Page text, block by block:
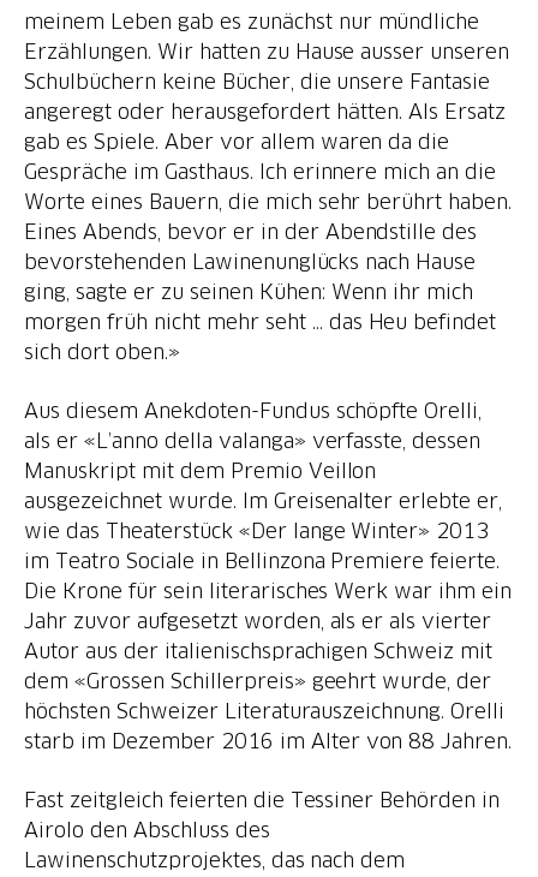
meinem Leben gab es zunächst nur mündliche
Erzählungen. Wir hatten zu Hause ausser unseren
Schulbüchern keine Bücher, die unsere Fantasie
angeregt oder herausgefordert hätten. Als Ersatz
gab es Spiele. Aber vor allem waren da die
Gespräche im Gasthaus. Ich erinnere mich an die
Worte eines Bauern, die mich sehr berührt haben.
Eines Abends, bevor er in der Abendstille des
bevorstehenden Lawinenunglücks nach Hause
ging, sagte er zu seinen Kühen: Wenn ihr mich
morgen früh nicht mehr seht … das Heu befindet
sich dort oben.»
Aus diesem Anekdoten-Fundus schöpfte Orelli,
als er «L’anno della valanga» verfasste, dessen
Manuskript mit dem Premio Veillon
ausgezeichnet wurde. Im Greisenalter erlebte er,
wie das Theaterstück «Der lange Winter» 2013
im Teatro Sociale in Bellinzona Premiere feierte.
Die Krone für sein literarisches Werk war ihm ein
Jahr zuvor aufgesetzt worden, als er als vierter
Autor aus der italienischsprachigen Schweiz mit
dem «Grossen Schillerpreis» geehrt wurde, der
höchsten Schweizer Literaturauszeichnung. Orelli
starb im Dezember 2016 im Alter von 88 Jahren.
Fast zeitgleich feierten die Tessiner Behörden in
Airolo den Abschluss des
Lawinenschutzprojektes, das nach dem